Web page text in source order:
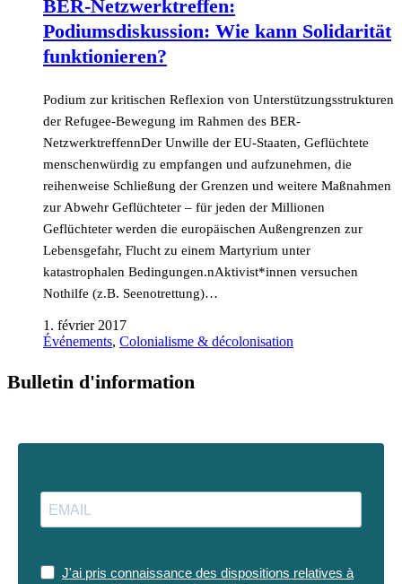
BER-Netzwerktreffen:
Podiumsdiskussion: Wie kann Solidarität
funktionieren?
Podium zur kritischen Reflexion von Unterstützungsstrukturen
der Refugee-Bewegung im Rahmen des BER-
NetzwerktreffennDer Unwille der EU-Staaten, Geflüchtete
menschenwürdig zu empfangen und aufzunehmen, die
reihenweise Schließung der Grenzen und weitere Maßnahmen
zur Abwehr Geflüchteter – für jeden der Millionen
Geflüchteter werden die europäischen Außengrenzen zur
Lebensgefahr, Flucht zu einem Martyrium unter
katastrophalen Bedingungen.nAktivist*innen versuchen
Nothilfe (z.B. Seenotrettung)…
1. février 2017
Événements, Colonialisme & décolonisation
Bulletin d'information
J'ai pris connaissance des dispositions relatives à